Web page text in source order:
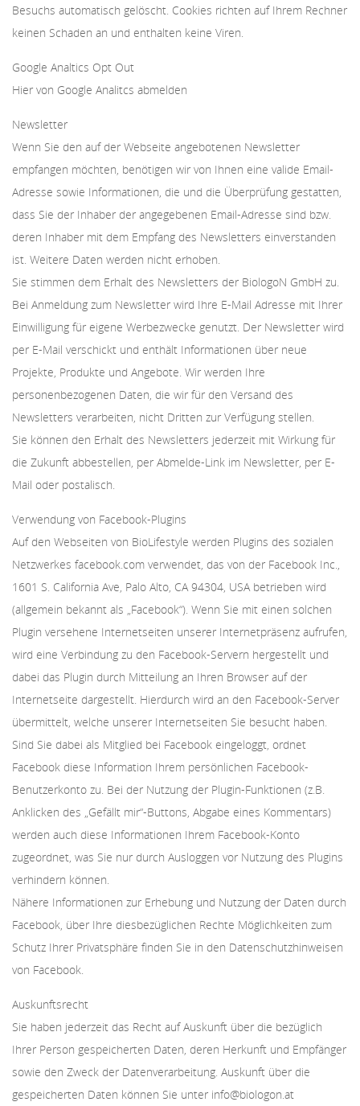
Besuchs automatisch gelöscht. Cookies richten auf Ihrem Rechner
keinen Schaden an und enthalten keine Viren.
Google Analtics Opt Out
Hier von Google Analitcs abmelden
Newsletter
Wenn Sie den auf der Webseite angebotenen Newsletter
empfangen möchten, benötigen wir von Ihnen eine valide Email-
Adresse sowie Informationen, die und die Überprüfung gestatten,
dass Sie der Inhaber der angegebenen Email-Adresse sind bzw.
deren Inhaber mit dem Empfang des Newsletters einverstanden
ist. Weitere Daten werden nicht erhoben.
Sie stimmen dem Erhalt des Newsletters der BiologoN GmbH zu.
Bei Anmeldung zum Newsletter wird Ihre E-Mail Adresse mit Ihrer
Einwilligung für eigene Werbezwecke genutzt. Der Newsletter wird
per E-Mail verschickt und enthält Informationen über neue
Projekte, Produkte und Angebote. Wir werden Ihre
personenbezogenen Daten, die wir für den Versand des
Newsletters verarbeiten, nicht Dritten zur Verfügung stellen.
Sie können den Erhalt des Newsletters jederzeit mit Wirkung für
die Zukunft abbestellen, per Abmelde-Link im Newsletter, per E-
Mail oder postalisch.
Verwendung von Facebook-Plugins
Auf den Webseiten von BioLifestyle werden Plugins des sozialen
Netzwerkes facebook.com verwendet, das von der Facebook Inc.,
1601 S. California Ave, Palo Alto, CA 94304, USA betrieben wird
(allgemein bekannt als „Facebook“). Wenn Sie mit einen solchen
Plugin versehene Internetseiten unserer Internetpräsenz aufrufen,
wird eine Verbindung zu den Facebook-Servern hergestellt und
dabei das Plugin durch Mitteilung an Ihren Browser auf der
Internetseite dargestellt. Hierdurch wird an den Facebook-Server
übermittelt, welche unserer Internetseiten Sie besucht haben.
Sind Sie dabei als Mitglied bei Facebook eingeloggt, ordnet
Facebook diese Information Ihrem persönlichen Facebook-
Benutzerkonto zu. Bei der Nutzung der Plugin-Funktionen (z.B.
Anklicken des „Gefällt mir“-Buttons, Abgabe eines Kommentars)
werden auch diese Informationen Ihrem Facebook-Konto
zugeordnet, was Sie nur durch Ausloggen vor Nutzung des Plugins
verhindern können.
Nähere Informationen zur Erhebung und Nutzung der Daten durch
Facebook, über Ihre diesbezüglichen Rechte Möglichkeiten zum
Schutz Ihrer Privatsphäre finden Sie in den Datenschutzhinweisen
von Facebook.
Auskunftsrecht
Sie haben jederzeit das Recht auf Auskunft über die bezüglich
Ihrer Person gespeicherten Daten, deren Herkunft und Empfänger
sowie den Zweck der Datenverarbeitung. Auskunft über die
gespeicherten Daten können Sie unter info@biologon.at